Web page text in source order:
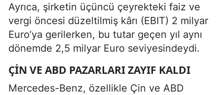
Ayrıca, şirketin üçüncü çeyrekteki faiz ve
vergi öncesi düzeltilmiş kârı (EBIT) 2 milyar
Euro’ya gerilerken, bu tutar geçen yıl aynı
dönemde 2,5 milyar Euro seviyesindeydi.
ÇIN VE ABD PAZARLARI ZAYIF KALDI
Mercedes-Benz, özellikle Çin ve ABD